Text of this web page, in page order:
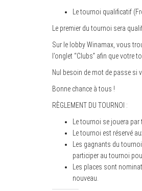
Le tournoi qualificatif
Le premier du tournoi sera
Sur le lobby Winamax, vous
l’onglet “Clubs” afin que votre
Nul besoin de mot de passe si
Bonne chance à tous !
RÈGLEMENT DU TOURNOI :
Le tournoi se jouera par
Le tournoi est réservé
Les gagnants du
participer au tournoi
Les places sont
nouveau.